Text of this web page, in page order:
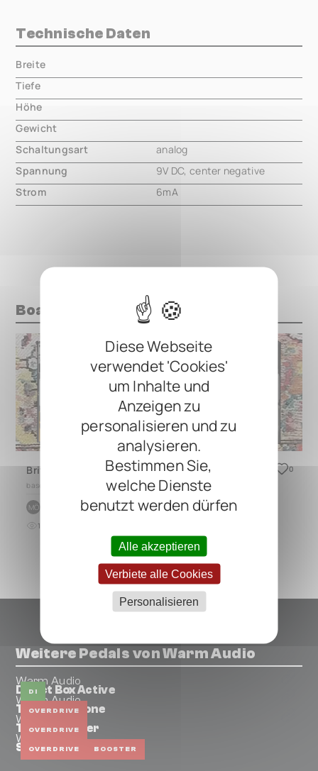
Diese Webseite
verwendet 'Cookies'
um Inhalte und
Anzeigen zu
personalisieren und zu
analysieren.
Bestimmen Sie,
welche Dienste
benutzt werden dürfen
Alle akzeptieren
Verbiete alle Cookies
Personalisieren
Technische Daten
Breite
Tiefe
Höhe
Gewicht
Schaltungsart
analog
Spannung
9V DC, center negative
Strom
6mA
Boards mit diesem Pedal
British
based on
MÖ Mehmet Aycan Özek
11
0
Weitere Pedals von Warm Audio
DI
Warm Audio
Direct Box Active
OVERDRIVE
Warm Audio
Throne of Tone
OVERDRIVE
Warm Audio
Tube Squealer
OVERDRIVE BOOSTER
Warm Audio
Silver Centavo